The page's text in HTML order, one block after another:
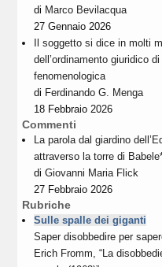
di Marco Bevilacqua
27 Gennaio 2026
Il soggetto si dice in molti
dell’ordinamento giuridico
fenomenologica
di Ferdinando G. Menga
18 Febbraio 2026
Commenti
La parola dal giardino
attraverso la torre di
diGiovanni Maria Flick
27 Febbraio 2026
Rubriche
Sulle spalle dei giganti
Saper disobbedire per
Erich Fromm, “La